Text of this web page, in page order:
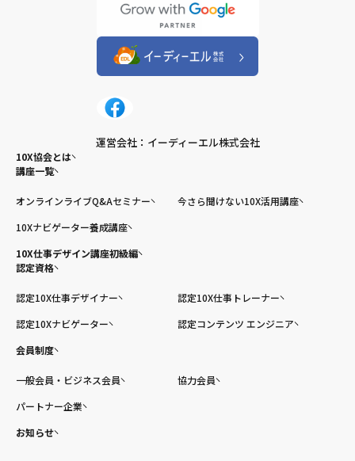
運営会社：イーディーエル株式会社
10X協会とは
講座一覧
オンラインライブQ&Aセミナー
今さら聞けない10X活用講座
10Xナビゲーター養成講座
10X仕事デザイン講座初級編
認定資格
認定10X仕事デザイナー
認定10X仕事トレーナー
認定10Xナビゲーター
認定コンテンツ エンジニア
会員制度
一般会員・ビジネス会員
協力会員
パートナー企業
お知らせ